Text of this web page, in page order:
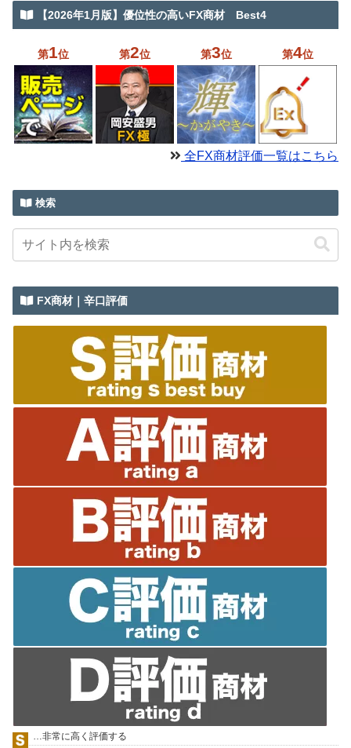
【2026年1月版】優位性の高いFX商材 Best4
第1位 第2位 第3位 第4位
全FX商材評価一覧はこちら
検索
FX商材｜辛口評価
…非常に高く評価する